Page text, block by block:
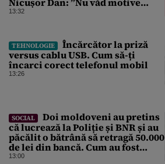
pentru care președintele ar trebui
13:32
TEHNOLOGIE
Încărcător la priză
versus cablu USB. Cum să-ți
încarci corect telefonul mobil
13:26
SOCIAL
Doi moldoveni au pretins
că lucrează la Poliție și BNR și au
păcălit o bătrână să retragă 50.000
de lei din bancă. Cum au fost
prinși
13:00